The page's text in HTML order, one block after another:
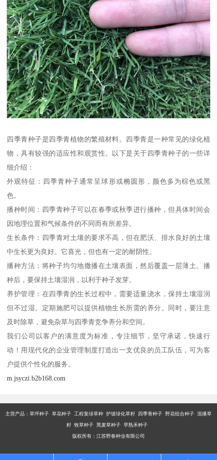
四季青种子是四季青植物的繁殖材料。四季青是一种常见的绿化植
物，具有较强的适应性和观赏性。以下是关于四季青种子的一些详
细介绍：
外观特征：四季青种子通常呈球形或椭圆形，颜色多为棕色或黑
色。
播种时间：四季青种子可以在春季或秋季进行播种，但具体时间会
因地理位置和气候条件的不同而有所差异。
生长条件：四季青对土壤的要求不高，但在肥沃、排水良好的土壤
中生长更为良好。它喜光，但也有一定的耐阴性。
播种方法：将种子均匀地撒播在土壤表面，然后覆盖一层薄土。播
种后，要保持土壤湿润，以利于种子发芽。
养护管理：在四季青的生长过程中，需要适量浇水，保持土壤湿润
但不过湿。定期施肥可以提供植物生长所需的养分。同时，要注意
及时除草，避免杂草与四季青竞争养分和空间。
我们公司以客户的满意度为标准，专注细节，坚守承诺，快速行
动！用现代化的企业管理制度打造出一支优良的员工队伍，可为客
户提供个性化的服务。
m.jsyczi.b2b168.com
主营产品： 草坪种子 草花种子 工程复绿草种 护坡绿化草籽 四季青种子 野花组合种子 混播草
籽 牧草种子 黑麦草种子 早熟禾种子
版权所有：江苏野春种业有限公司